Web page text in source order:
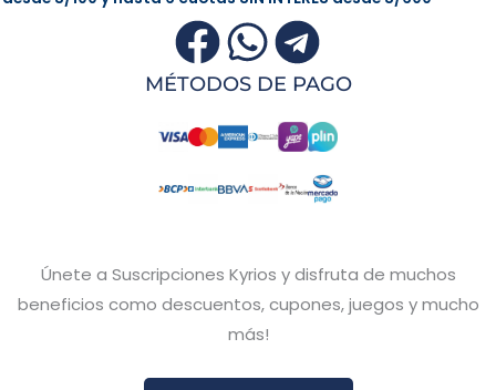
MÉTODOS DE PAGO
Únete a Suscripciones Kyrios y disfruta de muchos
beneficios como descuentos, cupones, juegos y mucho
más!